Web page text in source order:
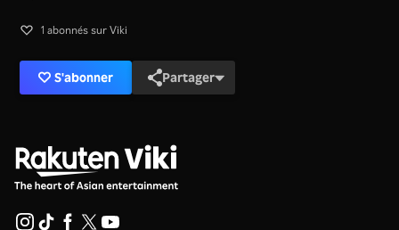
1 abonnés sur Viki
S'abonner Partager